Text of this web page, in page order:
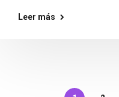
Leer más